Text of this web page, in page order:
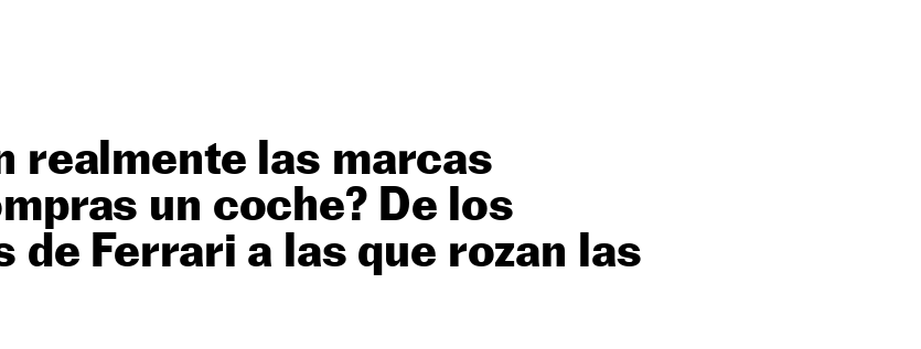
realmente las marcas
un coche? De los
de Ferrari a las que rozan las